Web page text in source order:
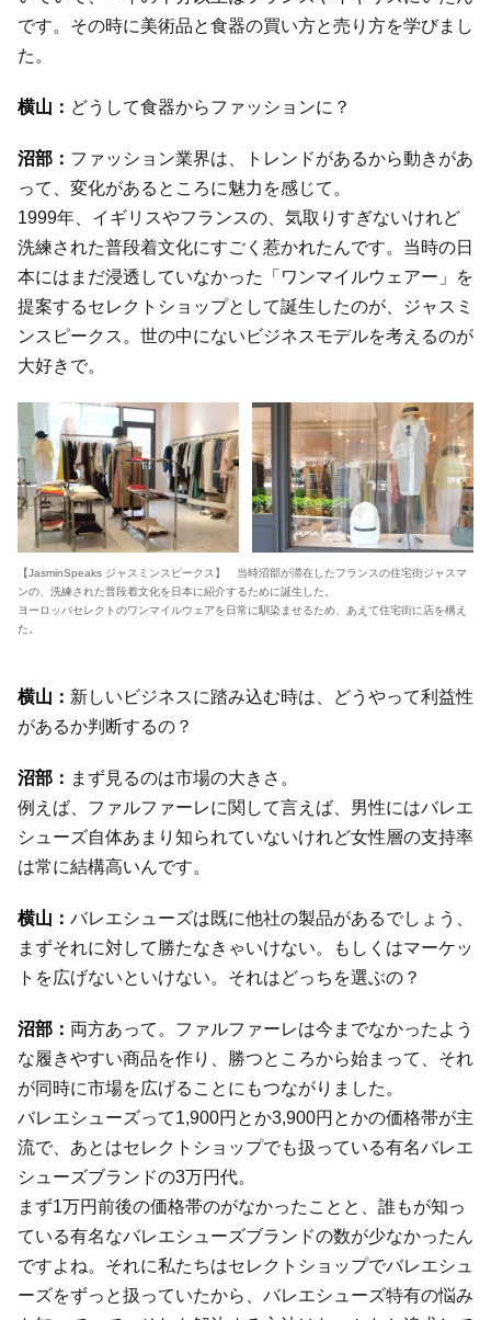
です。その時に美術品と食器の買い方と売り方を学びまし
た。
どうして食器からファッションに？
ファッション業界は、トレンドがあるから動きがあ
って、変化があるところに魅力を感じて。
1999年、イギリスやフランスの、気取りすぎないけれど
洗練された普段着文化にすごく惹かれたんです。当時の日
本にはまだ浸透していなかった「ワンマイルウェアー」を
提案するセレクトショップとして誕生したのが、ジャスミ
ンスピークス。世の中にないビジネスモデルを考えるのが
大好きで。
【JasminSpeaks ジャスミンスピークス】 当時沼部が滞在したフランスの住宅街ジャスマ
ンの、洗練された普段着文化を日本に紹介するために誕生した。
ヨーロッパセレクトのワンマイルウェアを日常に馴染ませるため、あえて住宅街に店を構え
た。
新しいビジネスに踏み込む時は、どうやって利益性
があるか判断するの？
まず見るのは市場の大きさ。
例えば、ファルファーレに関して言えば、男性にはバレエ
シューズ自体あまり知られていないけれど女性層の支持率
は常に結構高いんです。
バレエシューズは既に他社の製品があるでしょう、
まずそれに対して勝たなきゃいけない。もしくはマーケッ
トを広げないといけない。それはどっちを選ぶの？
両方あって。ファルファーレは今までなかったよう
な履きやすい商品を作り、勝つところから始まって、それ
が同時に市場を広げることにもつながりました。
バレエシューズって1,900円とか3,900円とかの価格帯が主
流で、あとはセレクトショップでも扱っている有名バレエ
シューズブランドの3万円代。
まず1万円前後の価格帯のがなかったことと、誰もが知っ
ている有名なバレエシューズブランドの数が少なかったん
ですよね。それに私たちはセレクトショップでバレエシュ
ーズをずっと扱っていたから、バレエシューズ特有の悩み